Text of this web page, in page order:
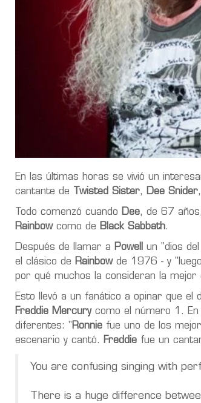
En las últimas horas se vivió un
cantante de
Twisted Sister, Dee Snider
Todo comenzó cuando Dee, de 67
Rainbow como de Black Sabbath.
Después de llamar a Powell
un "dios
el clásico de Rainbowde 1976 - y
por qué muchos la consideran la
Esto llevó a un fanático a opinar que
Freddie Mercurycomo el número 1. En
diferentes: "Ronnie fue uno de los
escenario y cantó.
Freddie fue un
You are confusing singing with
There is a huge difference